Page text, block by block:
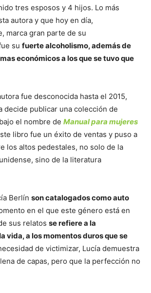
tres esposos y 4 hijos. Lo más
autora y que hoy en día,
marca gran parte de su
su fuerte alcoholismo, además de
económicos a los que se tuvo que
fue desconocida hasta el 2015,
decide publicar una colección de
el nombre de Manual para mujeres
libro fue un éxito de ventas y puso a
los altos pedestales, no solo de la
sino de la literatura
Berlín son catalogados como auto
en el que este género está en
sus relatos se refiere a la
vida, a los momentos duros que se
de victimizar, Lucía demuestra
de capas, pero que la perfección no